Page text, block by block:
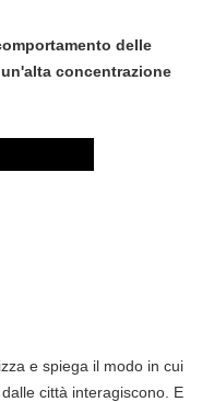
delle
concentrazione
e spiega il modo in cui
città interagiscono. E